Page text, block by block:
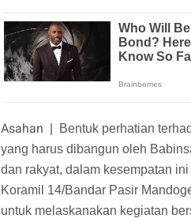
Asahan
Bentuk perhatian
yang harus dibangun oleh
dan rakyat, dalam kesempatan
Koramil 14/Bandar Pasir
untuk melaskanakan kegiatan